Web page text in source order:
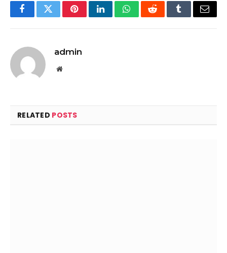
FacebookTwitterPinterestLinkedInWhatsAppRedditTumblrEmail
admin
Website
RELATED POSTS